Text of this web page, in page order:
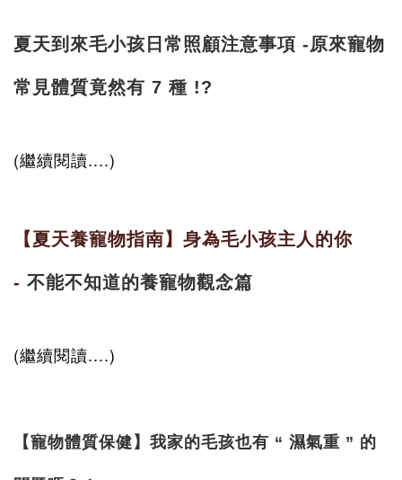
夏天到來毛小孩日常照顧注意事項 -原來寵物
常見體質竟然有 7 種 !?
(繼續閱讀....)
【夏天養寵物指南】身為毛小孩主人的你
- 不能不知道的養寵物觀念篇
(繼續閱讀....)
【寵物體質保健】我家的毛孩也有 “ 濕氣重 ” 的